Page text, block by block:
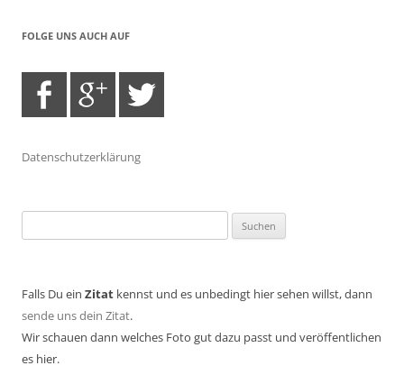
FOLGE UNS AUCH AUF
Datenschutzerklärung
nach:
Falls Du ein Zitat kennst und es unbedingt hier sehen willst, dann
sende uns dein Zitat.
Wir schauen dann welches Foto gut dazu passt und veröffentlichen
es hier.